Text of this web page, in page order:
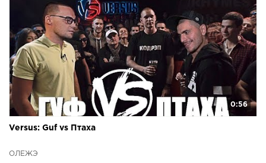
0:56
Versus: Guf vs Птаха
ОЛЕЖЭ